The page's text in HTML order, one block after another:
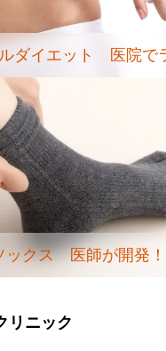
ダイエット 医院で
ックス 医師が開発
リニック